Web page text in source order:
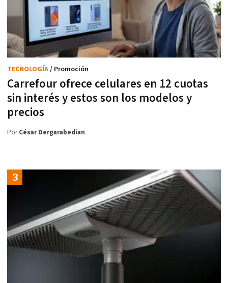
Carrefour ofrece celulares en 12 cuotas
sin interés y estos son los modelos y
precios
TECNOLOGÍA/ Promoción
PorCésar Dergarabedian